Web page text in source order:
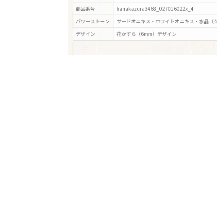
商品番号
hanakazura3468_027016022x_4
パワーストーン
サードオニキス・ホワイトオニキス・水晶（
デザイン
花かずら（6mm） デザイン